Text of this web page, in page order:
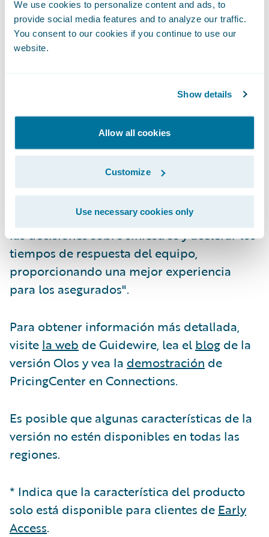
We use cookies to personalize content and ads, to
provide social media features and to analyze our traffic.
You consent to our cookies if you continue to use our
website.
Show details
Allow all cookies
Customize
Use necessary cookies only
Crear, desplegar y gestionar agentes de IA
seguros y sensibles al contexto para realizar
"Con Olos, las aseguradoras inician una
nueva era de inteligencia y agilidad",
Development Officer de Guidewire. "La
versión permite a las aseguradoras
actualizar las tarifas más rápido, fortalecer
las decisiones sobre siniestros y acelerar los
tiempos de respuesta del equipo,
proporcionando una mejor experiencia
para los asegurados".
Para obtener información más detallada,
visite la web de Guidewire, lea el blog de la
versión Olos y vea la demostración de
PricingCenter en Connections.
Es posible que algunas características de la
versión no estén disponibles en todas las
regiones.
* Indica que la característica del producto
solo está disponible para clientes de Early
Access.